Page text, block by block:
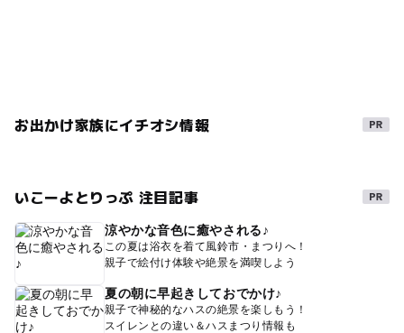
お出かけ家族にイチオシ情報
いこーよとりっぷ 注目記事
涼やかな音色に癒やされる♪
この夏は浴衣を着て風鈴市・まつりへ！
親子で絵付け体験や絶景を満喫しよう
夏の朝に早起きしておでかけ♪
親子で神秘的なハスの絶景を楽しもう！
スイレンとの違い＆ハスまつり情報も